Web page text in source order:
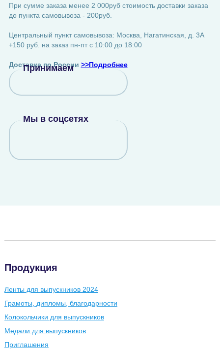
При сумме заказа менее 2 000руб стоимость доставки заказа
до пункта самовывоза - 200руб.
Центральный пункт самовывоза: Москва, Нагатинская, д. 3А
+150 руб. на заказ пн-пт с 10:00 до 18:00
Доставка по России >>Подробнее
Принимаем
Мы в соцсетях
Продукция
Ленты для выпускников 2024
Грамоты, дипломы, благодарности
Колокольчики для выпускников
Медали для выпускников
Приглашения